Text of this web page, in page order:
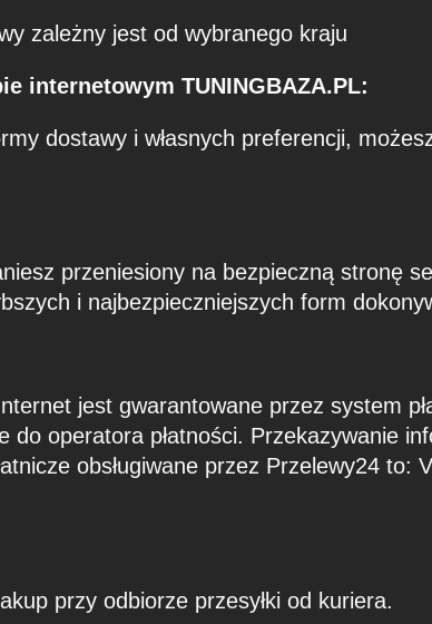
zależny jest od wybranego kraju
internetowym TUNINGBAZA.PL:
dostawy i własnych preferencji,
przeniesiony na bezpieczną stronę
i najbezpieczniejszych form
jest gwarantowane przez system
do operatora płatności. Przekazywanie
obsługiwane przez Przelewy24
przy odbiorze przesyłki od kuriera.